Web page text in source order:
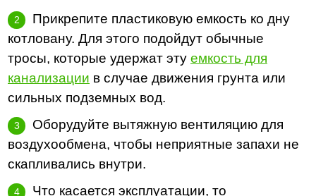
Прикрепите пластиковую емкость ко дну
котловану. Для этого подойдут обычные
тросы, которые удержат эту емкость для
канализации в случае движения грунта или
сильных подземных вод.
Оборудуйте вытяжную вентиляцию для
воздухообмена, чтобы неприятные запахи не
скапливались внутри.
Что касается эксплуатации, то